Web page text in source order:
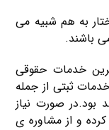
به هم شبیه می
باشند.
خدمات حقوقی
ثبتی از جمله
صورت نیاز
تماس برقرار کرده و از مشاوره ی